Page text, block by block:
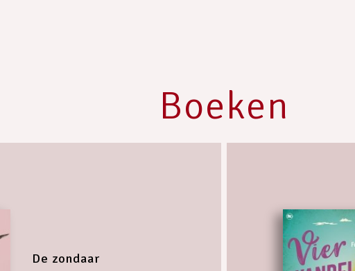
Boeken
De zondaar